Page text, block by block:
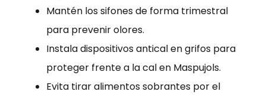
Mantén los sifones de forma trimestral
para prevenir olores.
Instala dispositivos antical en grifos para
proteger frente a la cal en Maspujols.
Evita tirar alimentos sobrantes por el